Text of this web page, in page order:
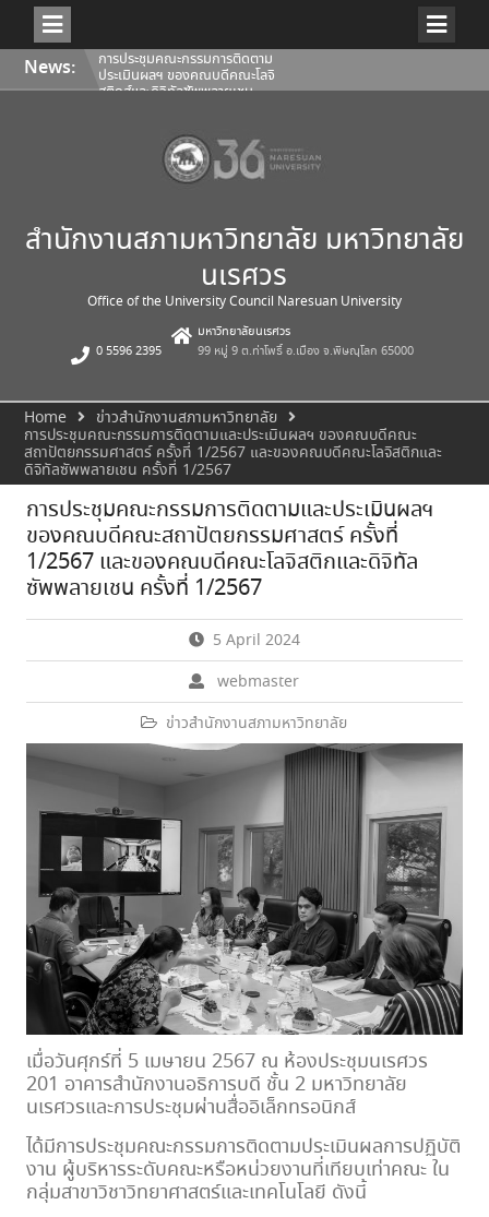
Skip
content
News: การประชุมคณะกรรมการติดตาม
ประเมินผลฯ ของคณบดีคณะโลจิ
สติกส์และดิจิทัลซัพพลายเชน
ครั้งที่ 350 (8/2569) วันเสาร์ที่ 1
สิงหาคม 2569
การประชุมคณะกรรมการติดตาม
ประเมินผลฯ ของคณบดีคณะ
สำนักงานสภามหาวิทยาลัย มหาวิทยาลัย
นเรศวร
Office of the University Council Naresuan University
0 5596 2395
มหาวิทยาลัยนเรศวร
99 หมู่ 9 ต.ท่าโพธิ์ อ.เมือง จ.พิษณุโลก 65000
Home
ข่าวสำนักงานสภามหาวิทยาลัย
การประชุมคณะกรรมการติดตามและประเมินผลฯ ของคณบดีคณะ
สถาปัตยกรรมศาสตร์ ครั้งที่ 1/2567 และของคณบดีคณะโลจิสติกและ
ดิจิทัลซัพพลายเชน ครั้งที่ 1/2567
การประชุมคณะกรรมการติดตามและประเมินผลฯ
ของคณบดีคณะสถาปัตยกรรมศาสตร์ ครั้งที่
1/2567 และของคณบดีคณะโลจิสติกและดิจิทัล
ซัพพลายเชน ครั้งที่ 1/2567
5 April 2024
webmaster
ข่าวสำนักงานสภามหาวิทยาลัย
เมื่อวันศุกร์ที่ 5 เมษายน 2567 ณ ห้องประชุมนเรศวร
201 อาคารสำนักงานอธิการบดี ชั้น 2 มหาวิทยาลัย
นเรศวรและการประชุมผ่านสื่ออิเล็กทรอนิกส์
ได้มีการประชุมคณะกรรมการติดตามประเมินผลการปฏิบัติ
งาน ผู้บริหารระดับคณะหรือหน่วยงานที่เทียบเท่าคณะ ใน
กลุ่มสาขาวิชาวิทยาศาสตร์และเทคโนโลยี ดังนี้